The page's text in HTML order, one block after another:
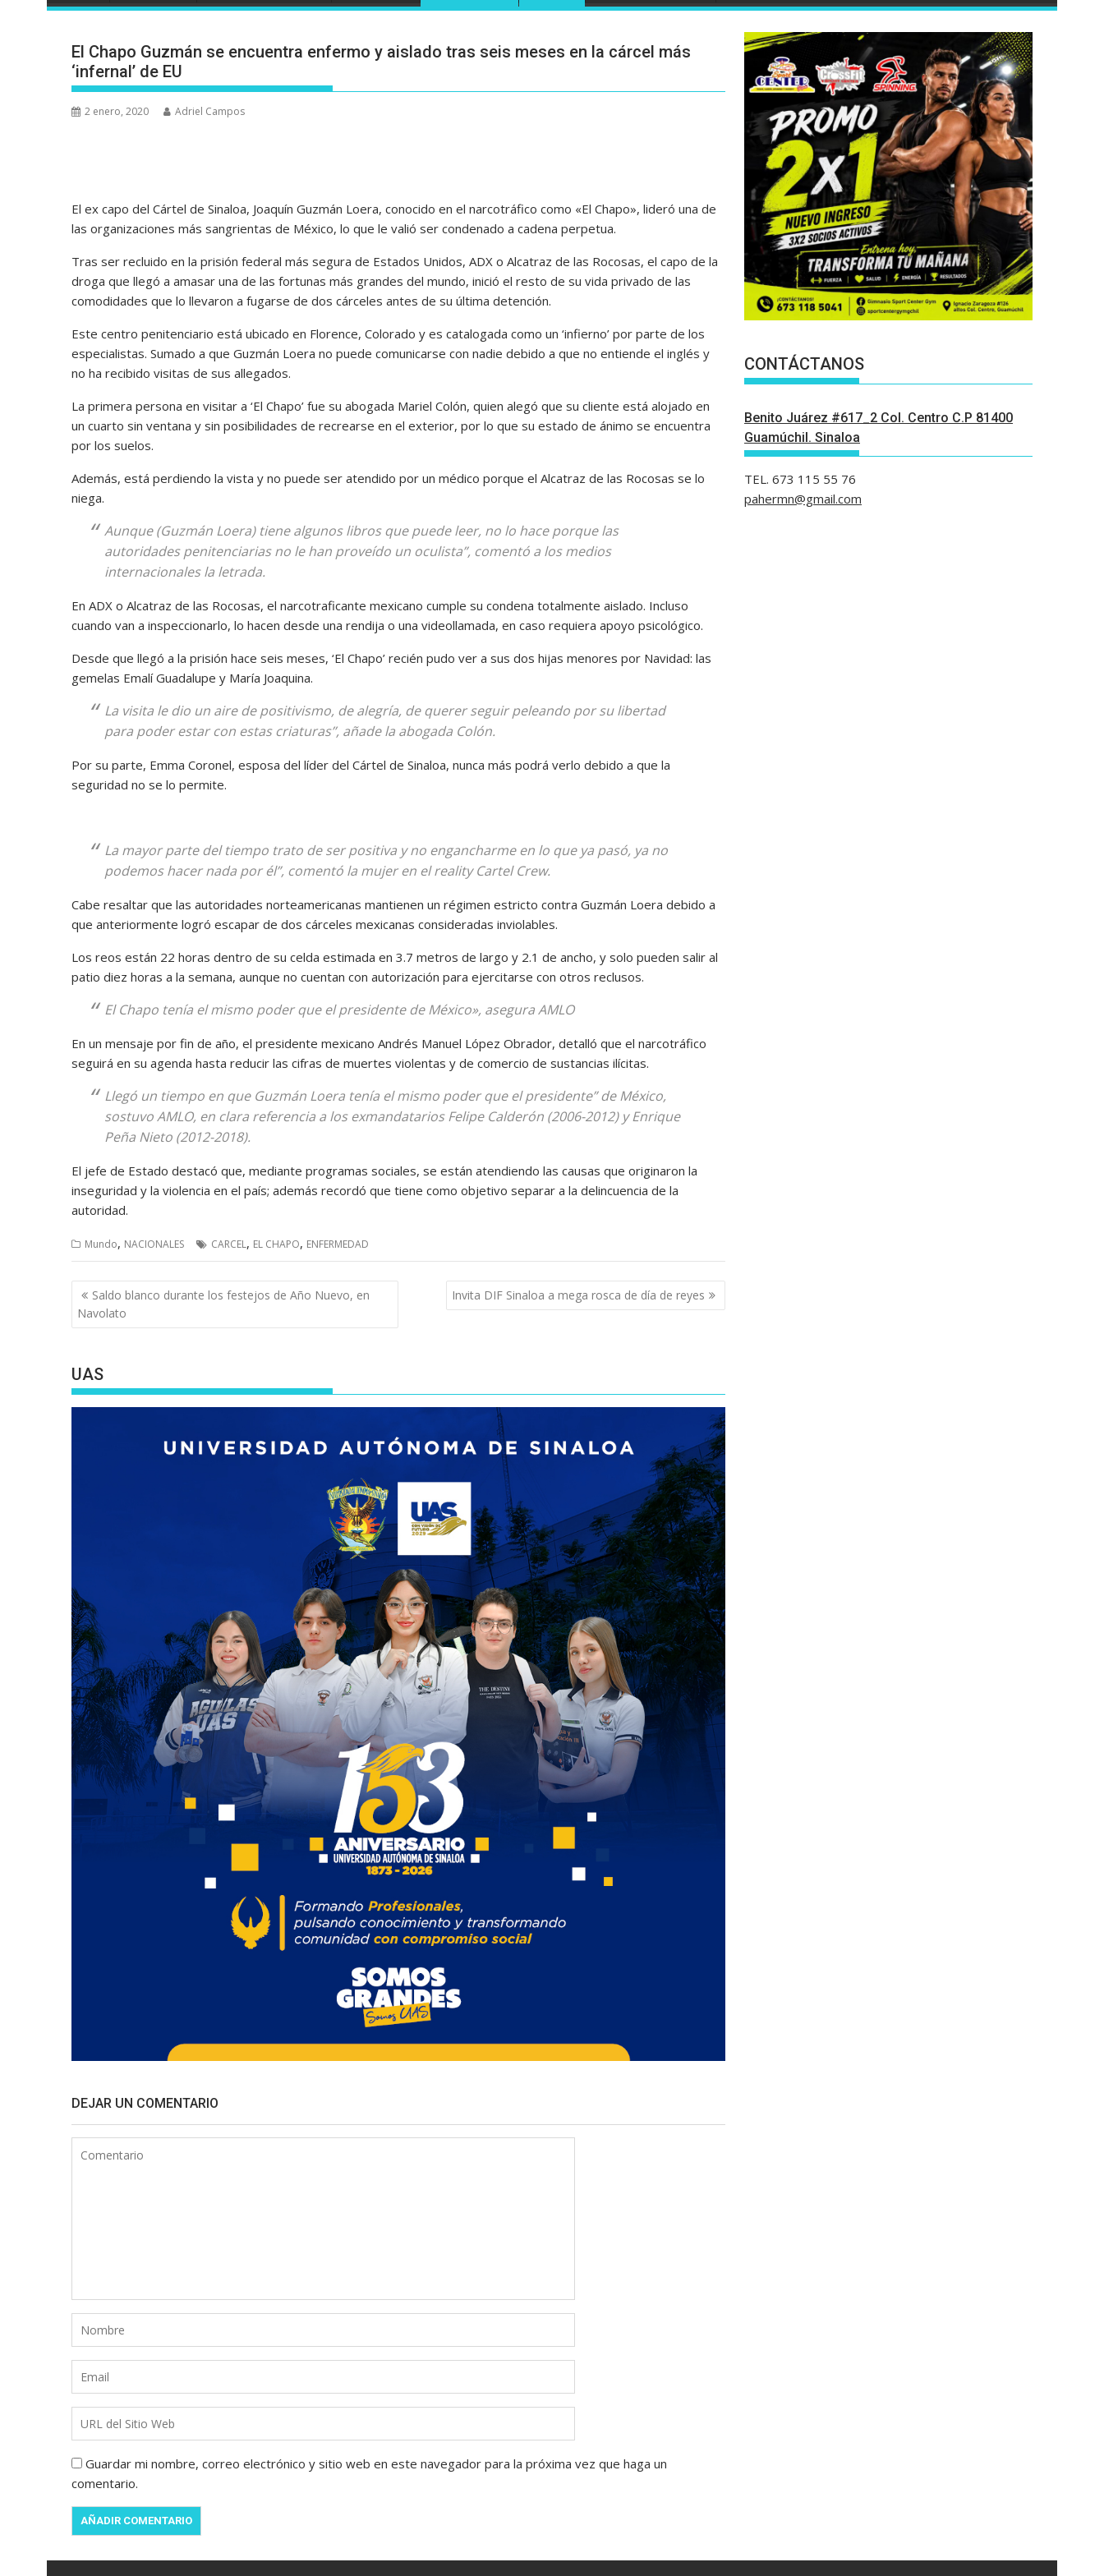
El Chapo Guzmán se encuentra enfermo y aislado tras seis meses en la cárcel más
‘infernal’ de EU
2 enero, 2020 Adriel Campos
El ex capo del Cártel de Sinaloa, Joaquín Guzmán Loera, conocido en el narcotráfico como «El Chapo», lideró una de
las organizaciones más sangrientas de México, lo que le valió ser condenado a cadena perpetua.
Tras ser recluido en la prisión federal más segura de Estados Unidos, ADX o Alcatraz de las Rocosas, el capo de la
droga que llegó a amasar una de las fortunas más grandes del mundo, inició el resto de su vida privado de las
comodidades que lo llevaron a fugarse de dos cárceles antes de su última detención.
Este centro penitenciario está ubicado en Florence, Colorado y es catalogada como un ‘infierno’ por parte de los
especialistas. Sumado a que Guzmán Loera no puede comunicarse con nadie debido a que no entiende el inglés y
no ha recibido visitas de sus allegados.
La primera persona en visitar a ‘El Chapo’ fue su abogada Mariel Colón, quien alegó que su cliente está alojado en
un cuarto sin ventana y sin posibilidades de recrearse en el exterior, por lo que su estado de ánimo se encuentra
por los suelos.
Además, está perdiendo la vista y no puede ser atendido por un médico porque el Alcatraz de las Rocosas se lo
niega.
Aunque (Guzmán Loera) tiene algunos libros que puede leer, no lo hace porque las
autoridades penitenciarias no le han proveído un oculista”, comentó a los medios
internacionales la letrada.
En ADX o Alcatraz de las Rocosas, el narcotraficante mexicano cumple su condena totalmente aislado. Incluso
cuando van a inspeccionarlo, lo hacen desde una rendija o una videollamada, en caso requiera apoyo psicológico.
Desde que llegó a la prisión hace seis meses, ‘El Chapo’ recién pudo ver a sus dos hijas menores por Navidad: las
gemelas Emalí Guadalupe y María Joaquina.
La visita le dio un aire de positivismo, de alegría, de querer seguir peleando por su libertad
para poder estar con estas criaturas’’, añade la abogada Colón.
Por su parte, Emma Coronel, esposa del líder del Cártel de Sinaloa, nunca más podrá verlo debido a que la
seguridad no se lo permite.
La mayor parte del tiempo trato de ser positiva y no engancharme en lo que ya pasó, ya no
podemos hacer nada por él”, comentó la mujer en el reality Cartel Crew.
Cabe resaltar que las autoridades norteamericanas mantienen un régimen estricto contra Guzmán Loera debido a
que anteriormente logró escapar de dos cárceles mexicanas consideradas inviolables.
Los reos están 22 horas dentro de su celda estimada en 3.7 metros de largo y 2.1 de ancho, y solo pueden salir al
patio diez horas a la semana, aunque no cuentan con autorización para ejercitarse con otros reclusos.
El Chapo tenía el mismo poder que el presidente de México», asegura AMLO
En un mensaje por fin de año, el presidente mexicano Andrés Manuel López Obrador, detalló que el narcotráfico
seguirá en su agenda hasta reducir las cifras de muertes violentas y de comercio de sustancias ilícitas.
Llegó un tiempo en que Guzmán Loera tenía el mismo poder que el presidente” de México,
sostuvo AMLO, en clara referencia a los exmandatarios Felipe Calderón (2006-2012) y Enrique
Peña Nieto (2012-2018).
El jefe de Estado destacó que, mediante programas sociales, se están atendiendo las causas que originaron la
inseguridad y la violencia en el país; además recordó que tiene como objetivo separar a la delincuencia de la
autoridad.
Mundo, NACIONALES CARCEL, EL CHAPO, ENFERMEDAD
Navegación
de
entradas
Saldo blanco durante los festejos de Año Nuevo, en
Navolato
Invita DIF Sinaloa a mega rosca de día de reyes
UAS
DEJAR UN COMENTARIO
Guardar mi nombre, correo electrónico y sitio web en este navegador para la próxima vez que haga un
comentario.
CONTÁCTANOS
Benito Juárez #617_2 Col. Centro C.P 81400
Guamúchil. Sinaloa
TEL. 673 115 55 76
pahermn@gmail.com